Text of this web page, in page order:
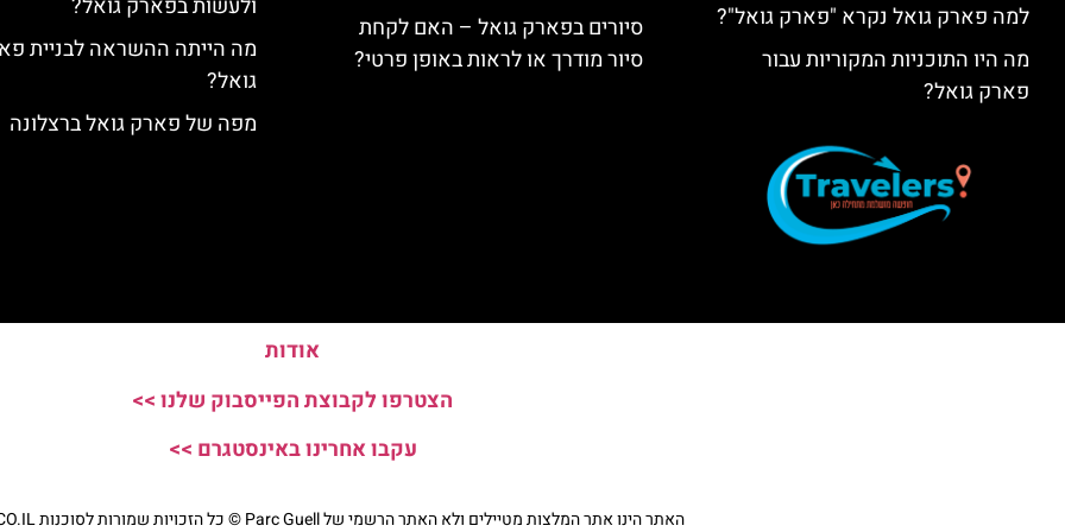
למה פארק גואל נקרא "פארק גואל"?
מה היו התוכניות המקוריות עבור
פארק גואל?
סיורים בפארק גואל – האם לקחת
סיור מודרך או לראות באופן פרטי?
מה הייתה ההשראה לבניית
גואל?
מפה של פארק גואל ברצלונה
אודות
הצטרפו לקבוצת הפייסבוק שלנו >>
עקבו אחרינו באינסטגרם >>
האתר הינו אתר המלצות מטיילים ולא האתר הרשמי של Parc Guell © כל הזכויות שמורות לסוכנות TRAVELERS.CO.IL